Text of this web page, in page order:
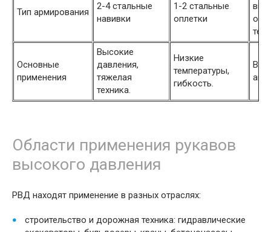
Тип армирования
2-4 стальные
навивки
1-2 стальные
оплетки
Основные
применения
Высокие
давления,
тяжелая
техника.
Низкие
температуры,
гибкость.
Области применения рукавов
высокого давления
РВД находят применение в разных отраслях:
строительство и дорожная техника: гидравлические